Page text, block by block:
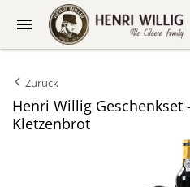
Zurück
Henri Willig
Kletzenbrot